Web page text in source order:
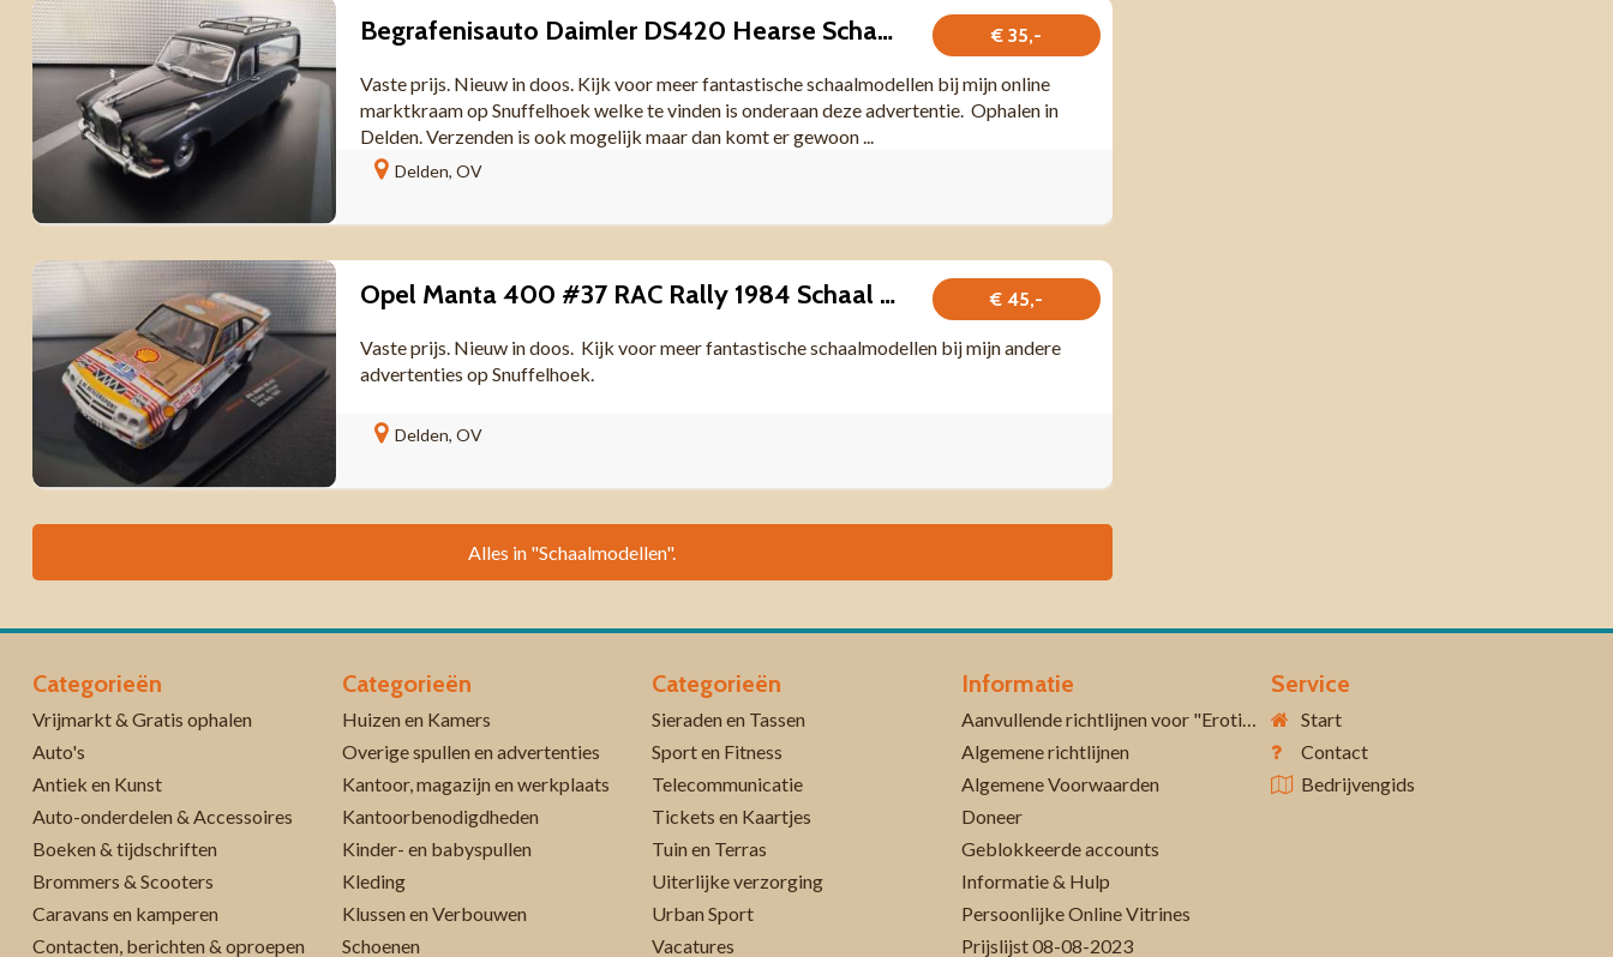
€ 35,-
Begrafenisauto Daimler DS420 Hearse Schaal 1:43
Vaste prijs. Nieuw in doos. Kijk voor meer fantastische schaalmodellen bij mijn online
marktkraam op Snuffelhoek welke te vinden is onderaan deze advertentie. Ophalen in
Delden. Verzenden is ook mogelijk maar dan komt er gewoon ...
Delden, OV
€ 45,-
Opel Manta 400 #37 RAC Rally 1984 Schaal 1:43
Vaste prijs. Nieuw in doos. Kijk voor meer fantastische schaalmodellen bij mijn andere
advertenties op Snuffelhoek.
Delden, OV
Alles in "Schaalmodellen".
Categorieën
Vrijmarkt & Gratis ophalen
Auto's
Antiek en Kunst
Auto-onderdelen & Accessoires
Boeken & tijdschriften
Brommers & Scooters
Caravans en kamperen
Contacten, berichten & oproepen
Categorieën
Huizen en Kamers
Overige spullen en advertenties
Kantoor, magazijn en werkplaats
Kantoorbenodigdheden
Kinder- en babyspullen
Kleding
Klussen en Verbouwen
Schoenen
Categorieën
Sieraden en Tassen
Sport en Fitness
Telecommunicatie
Tickets en Kaartjes
Tuin en Terras
Uiterlijke verzorging
Urban Sport
Vacatures
Informatie
Algemene richtlijnen
Algemene Voorwaarden
Doneer
Geblokkeerde accounts
Informatie & Hulp
Persoonlijke Online Vitrines
Prijslijst 08-08-2023
Service
Start
Contact
Bedrijvengids